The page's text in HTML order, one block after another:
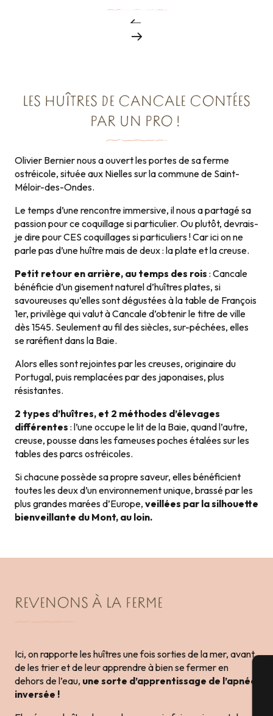
LES HUÎTRES DE CANCALE CONTÉES
PAR UN PRO !
Olivier Bernier nous a ouvert les portes de sa ferme
ostréicole, située aux Nielles sur la commune de Saint-
Méloir-des-Ondes.
Le temps d’une rencontre immersive, il nous a partagé sa
passion pour ce coquillage si particulier. Ou plutôt, devrais-
je dire pour CES coquillages si particuliers ! Car ici on ne
parle pas d’une huître mais de deux : la plate et la creuse.
Petit retour en arrière, au temps des rois : Cancale
bénéficie d’un gisement naturel d’huîtres plates, si
savoureuses qu’elles sont dégustées à la table de François
1er, privilège qui valut à Cancale d’obtenir le titre de ville
dès 1545. Seulement au fil des siècles, sur-péchées, elles
se raréfient dans la Baie.
Alors elles sont rejointes par les creuses, originaire du
Portugal, puis remplacées par des japonaises, plus
résistantes.
2 types d’huîtres, et 2 méthodes d’élevages
différentes : l’une occupe le lit de la Baie, quand l’autre,
creuse, pousse dans les fameuses poches étalées sur les
tables des parcs ostréicoles.
Si chacune possède sa propre saveur, elles bénéficient
toutes les deux d’un environnement unique, brassé par les
plus grandes marées d’Europe, veillées par la silhouette
bienveillante du Mont, au loin.
REVENONS À LA FERME
Ici, on rapporte les huîtres une fois sorties de la mer, avant
de les trier et de leur apprendre à bien se fermer en
dehors de l’eau, une sorte d’apprentissage de l’apnée
inversée !